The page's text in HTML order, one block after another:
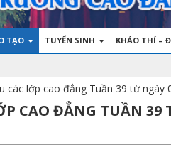
TẠO TUYỂN SINH KHẢO THÍ –
các lớp cao đẳng Tuần 39 từ ngày
CAO ĐẲNG TUẦN